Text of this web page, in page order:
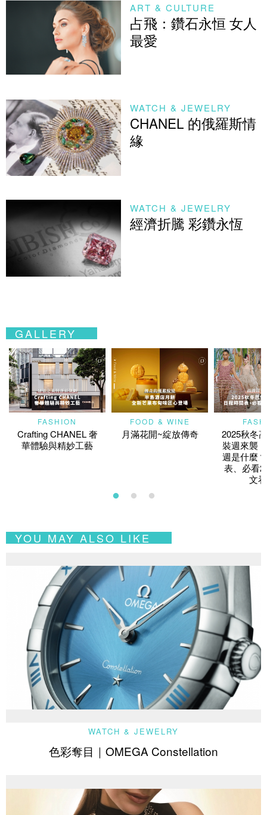
ART & CULTURE
占飛：鑽石永恒 女人
最愛
WATCH & JEWELRY
CHANEL 的俄羅斯情
緣
WATCH & JEWELRY
經濟折騰 彩鑽永恆
GALLERY
FASHION
Crafting CHANEL 奢
華體驗與精妙工藝
FOOD & WINE
月滿花開~綻放傳奇
2025秋冬
裝週來襲
週是什麼
表、必看
文
YOU MAY ALSO LIKE
WATCH & JEWELRY
色彩奪目｜OMEGA Constellation